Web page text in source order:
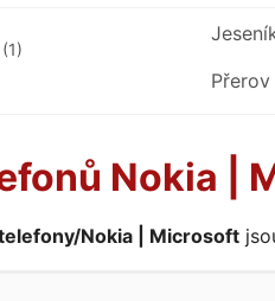
(1)
Přerov
Nokia |
Nokia | Microsoft